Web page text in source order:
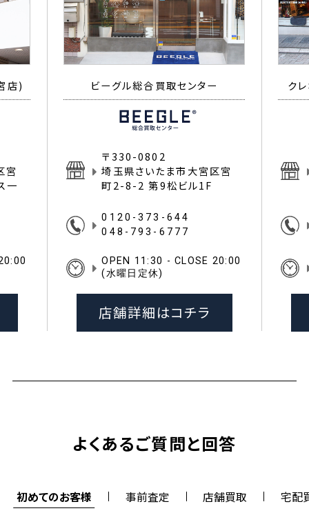
店)
宮
一
ビーグル総合買取センター
〒330-0802
埼玉県さいたま市大宮区宮
町2-8-2 第9松ビル1F
0120-373-644
048-793-6777
OPEN 11:30 - CLOSE 20:00
(水曜日定休)
店舗詳細はコチラ
ク
よくあるご質問と回答
初めてのお客様 事前査定 店舗買取 宅配